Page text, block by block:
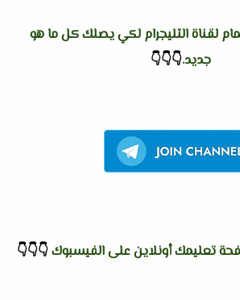
لقناة التليجرام لكي يصلك كل ما هو
جديد.👇
👇
👇
تعليمك أونلاين على الفيسبوك👇
👇
👇